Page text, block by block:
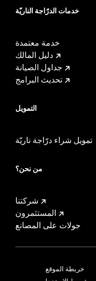
خدمات الدرّاجة الناريّة
خدمة معتمدة
دليل المالك
جداول الصيانة
تحديث البرامج
التمويل
تمويل شراء درّاجة ناريّة
من نحن؟
شركتنا
المستثمرون
جولات على المصانع
خريطة الموقع